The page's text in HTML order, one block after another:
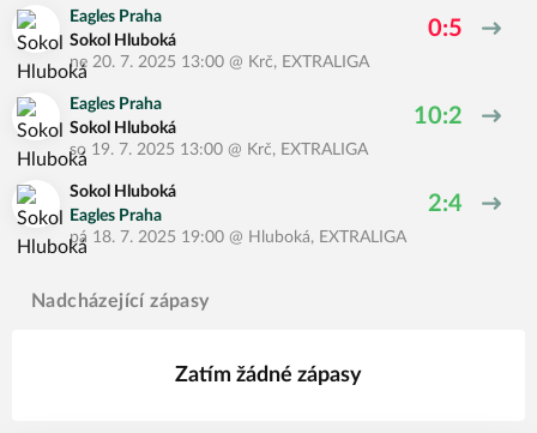
Eagles Praha
Sokol Hluboká
0:5
ne 20. 7. 2025 13:00 @ Krč, EXTRALIGA
Eagles Praha
Sokol Hluboká
10:2
so 19. 7. 2025 13:00 @ Krč, EXTRALIGA
Sokol Hluboká
Eagles Praha
2:4
pá 18. 7. 2025 19:00 @ Hluboká, EXTRALIGA
Nadcházející zápasy
Zatím žádné zápasy